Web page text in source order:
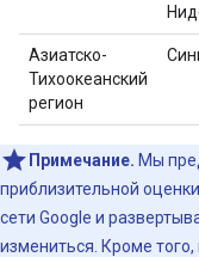
Азиатско-
Тихоокеанский
регион
Примечание. Мы
приблизительной
сети Google и
измениться. Кроме